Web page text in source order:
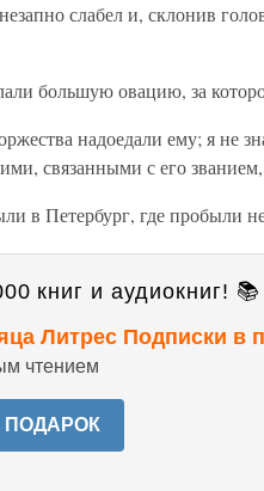
слабел и, склонив
большую овацию, за
надоедали ему; я не
связанными с его
в Петербург, где пробыли
книг и аудиокниг! 📚
Литрес Подписки в
чтением
ПОДАРОК